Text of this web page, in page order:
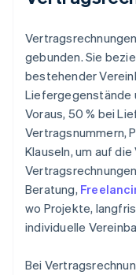
gebunden. Sie
bestehender
Liefergegenstände
Voraus, 50 % bei
Vertragsnummern,
Klauseln, um auf
Beratung,
wo Projekte,
individuelle
Bei